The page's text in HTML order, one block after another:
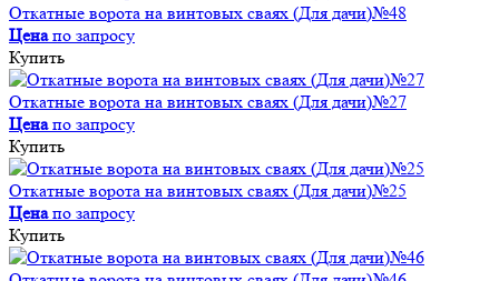
Откатные ворота на винтовых сваях (Для дачи)№48
Ценапо запросу
Купить
Откатные ворота на винтовых сваях (Для дачи)№27
Ценапо запросу
Купить
Откатные ворота на винтовых сваях (Для дачи)№25
Ценапо запросу
Купить